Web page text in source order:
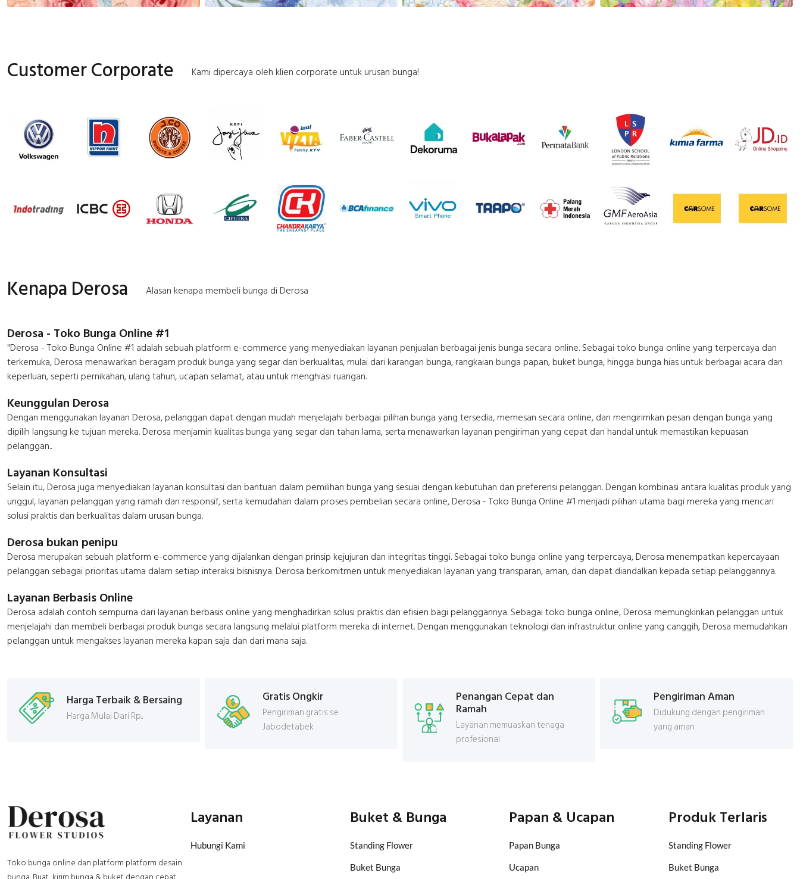
Customer Corporate Kami dipercaya oleh klien corporate untuk urusan bunga!
Kenapa Derosa Alasan kenapa membeli bunga di Derosa
Derosa - Toko Bunga Online #1
"Derosa - Toko Bunga Online #1 adalah sebuah platform e-commerce yang menyediakan layanan penjualan berbagai jenis bunga secara online. Sebagai toko bunga online yang terpercaya dan
terkemuka, Derosa menawarkan beragam produk bunga yang segar dan berkualitas, mulai dari karangan bunga, rangkaian bunga papan, buket bunga, hingga bunga hias untuk berbagai acara dan
keperluan, seperti pernikahan, ulang tahun, ucapan selamat, atau untuk menghiasi ruangan.
Keunggulan Derosa
Dengan menggunakan layanan Derosa, pelanggan dapat dengan mudah menjelajahi berbagai pilihan bunga yang tersedia, memesan secara online, dan mengirimkan pesan dengan bunga yang
dipilih langsung ke tujuan mereka. Derosa menjamin kualitas bunga yang segar dan tahan lama, serta menawarkan layanan pengiriman yang cepat dan handal untuk memastikan kepuasan
pelanggan..
Layanan Konsultasi
Selain itu, Derosa juga menyediakan layanan konsultasi dan bantuan dalam pemilihan bunga yang sesuai dengan kebutuhan dan preferensi pelanggan. Dengan kombinasi antara kualitas produk yang
unggul, layanan pelanggan yang ramah dan responsif, serta kemudahan dalam proses pembelian secara online, Derosa - Toko Bunga Online #1 menjadi pilihan utama bagi mereka yang mencari
solusi praktis dan berkualitas dalam urusan bunga.
Derosa bukan penipu
Derosa merupakan sebuah platform e-commerce yang dijalankan dengan prinsip kejujuran dan integritas tinggi. Sebagai toko bunga online yang terpercaya, Derosa menempatkan kepercayaan
pelanggan sebagai prioritas utama dalam setiap interaksi bisnisnya. Derosa berkomitmen untuk menyediakan layanan yang transparan, aman, dan dapat diandalkan kepada setiap pelanggannya.
Layanan Berbasis Online
Derosa adalah contoh sempurna dari layanan berbasis online yang menghadirkan solusi praktis dan efisien bagi pelanggannya. Sebagai toko bunga online, Derosa memungkinkan pelanggan untuk
menjelajahi dan membeli berbagai produk bunga secara langsung melalui platform mereka di internet. Dengan menggunakan teknologi dan infrastruktur online yang canggih, Derosa memudahkan
pelanggan untuk mengakses layanan mereka kapan saja dan dari mana saja.
Harga Terbaik & Bersaing
Harga Mulai Dari Rp...
Gratis Ongkir
Pengiriman gratis se
Jabodetabek
Penangan Cepat dan
Ramah
Layanan memuaskan tenaga
profesional
Pengiriman Aman
Didukung dengan pengiriman
yang aman
Toko bunga online dan platform platform desain
Layanan
Hubungi Kami
Buket & Bunga
Standing Flower
Buket Bunga
Papan & Ucapan
Papan Bunga
Ucapan
Produk Terlaris
Standing Flower
Buket Bunga